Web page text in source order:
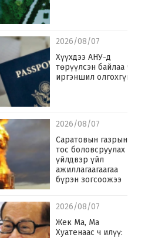
2026/08/07
Хүүхдээ АНУ-д
төрүүлсэн байлаа ч
иргэншил олгохгүй
2026/08/07
Саратовын газрын
тос боловсруулах
үйлдвэр үйл
ажиллагаагаагаа
бүрэн зогсоожээ
2026/08/07
Жек Ма, Ма
Хуатенаас ч илүү: